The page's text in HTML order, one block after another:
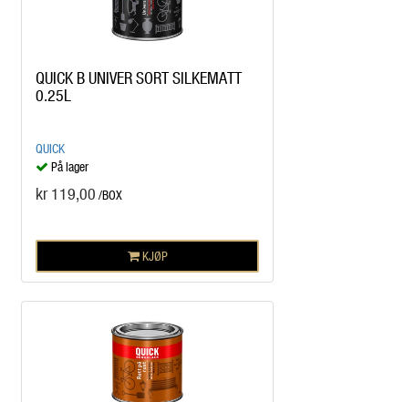
QUICK B UNIVER SORT SILKEMATT
0.25L
QUICK
På lager
kr 119,00 /BOX
KJØP